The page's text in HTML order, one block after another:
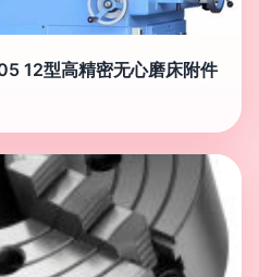
12型高精密无心磨床附件